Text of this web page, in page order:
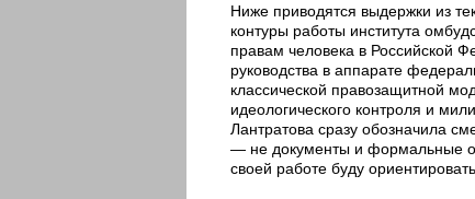
Ниже приводятся выдержки из
контуры работы института
правам человека в Российской
руководства в аппарате
классической правозащитной
идеологического контроля и
Лантратова сразу обозначила
— не документы и формальные
своей работе буду